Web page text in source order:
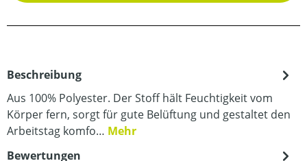
Beschreibung
Aus 100% Polyester. Der Stoff hält Feuchtigkeit vom
Körper fern, sorgt für gute Belüftung und gestaltet den
Arbeitstag komfo… Mehr
Bewertungen